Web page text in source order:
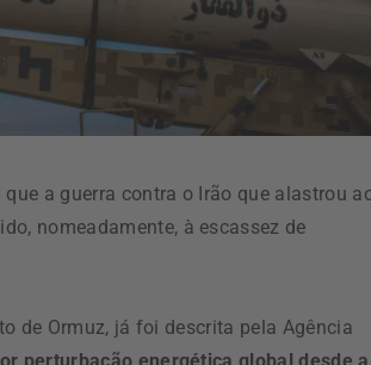
que a guerra contra o Irão que alastrou
nomeadamente, à escassez de
de Ormuz, já foi descrita pela Agência